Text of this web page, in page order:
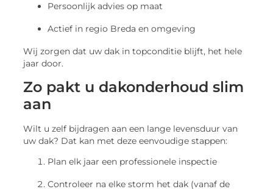
Persoonlijk advies op maat
Actief in regio Breda en omgeving
Wij zorgen dat uw dak in topconditie blijft, het hele
jaar door.
Zo pakt u dakonderhoud slim
aan
Wilt u zelf bijdragen aan een lange levensduur van
uw dak? Dat kan met deze eenvoudige stappen:
Plan elk jaar een professionele inspectie
Controleer na elke storm het dak (vanaf de